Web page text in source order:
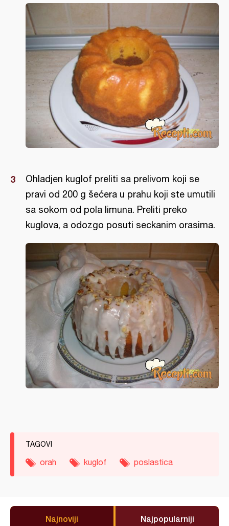
Ohladjen kuglof preliti sa prelivom koji se
pravi od 200 g šećera u prahu koji ste umutili
sa sokom od pola limuna. Preliti preko
kuglova, a odozgo posuti seckanim orasima.
TAGOVI
orah kuglof poslastica
Najnoviji Najpopularniji